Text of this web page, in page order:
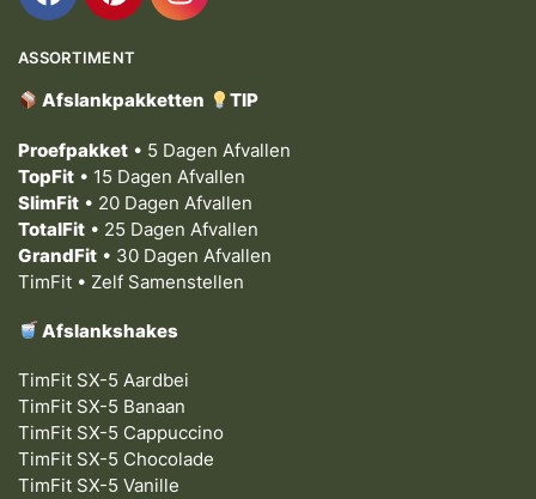
ASSORTIMENT
Afslankpakketten TIP
Proefpakket • 5 Dagen Afvallen
TopFit • 15 Dagen Afvallen
SlimFit • 20 Dagen Afvallen
TotalFit • 25 Dagen Afvallen
GrandFit • 30 Dagen Afvallen
TimFit • Zelf Samenstellen
Afslankshakes
TimFit SX-5 Aardbei
TimFit SX-5 Banaan
TimFit SX-5 Cappuccino
TimFit SX-5 Chocolade
TimFit SX-5 Vanille